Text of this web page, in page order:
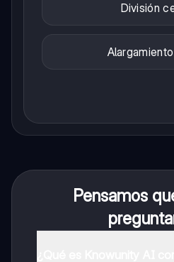
División
Pensamos